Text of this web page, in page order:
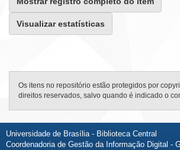
Visualizar estatísticas
Os itens no repositório estão protegidos por
direitos reservados, salvo quando é indicado o
Universidade de Brasília - Biblioteca Central
Coordenadoria de Gestão da Informação Digital -